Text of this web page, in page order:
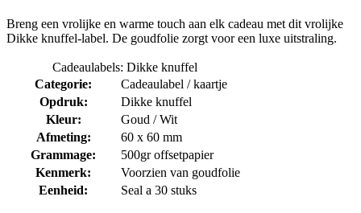
Breng een vrolijke en warme touch aan elk cadeau met dit vrolijke
Dikke knuffel-label. De goudfolie zorgt voor een luxe uitstraling.
Cadeaulabels: Dikke knuffel
Categorie:
Cadeaulabel / kaartje
Opdruk:
Dikke knuffel
Kleur:
Goud / Wit
Afmeting:
60 x 60 mm
Grammage:
500gr offsetpapier
Kenmerk:
Voorzien van goudfolie
Eenheid:
Seal a 30 stuks